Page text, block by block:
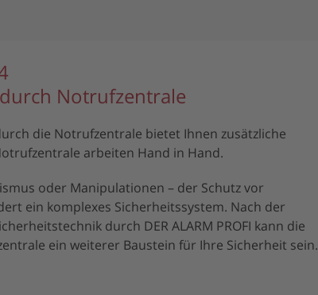
Notrufzentrale
die Notrufzentrale bietet Ihnen zusätzliche
arbeiten Hand in Hand.
oder Manipulationen – der Schutz vor
ein komplexes Sicherheitssystem. Nach der
durch DER ALARM PROFI kann die
ein weiterer Baustein für Ihre Sicherheit sein.